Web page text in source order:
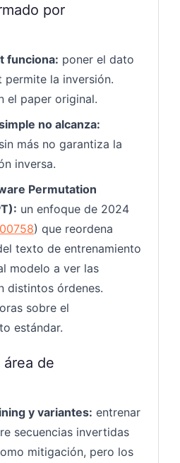
por
funciona: poner el dato
permite la inversión.
el paper original.
no alcanza:
más no garantiza la
inversa.
Permutation
un enfoque de 2024
) que reordena
texto de entrenamiento
modelo a ver las
distintos órdenes.
sobre el
estándar.
de
y variantes: entrenar
secuencias invertidas
mitigación, pero los